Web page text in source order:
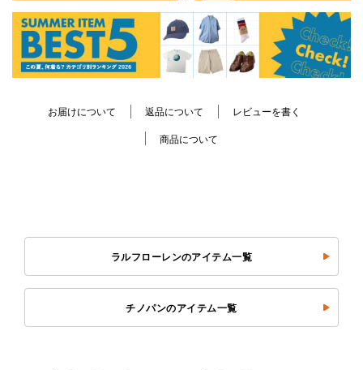
お届けについて 返品について レビューを書く
商品について
ラルフローレンのアイテム一覧
チノパンのアイテム一覧